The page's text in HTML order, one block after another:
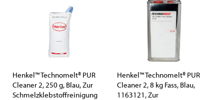
Henkel™ Technomelt® PUR
Cleaner 2, 250 g, Blau, Zur
Schmelzklebstoffreinigung
Henkel™ Technomelt® PUR
Cleaner 2, 8 kg Fass, Blau,
1163121, Zur